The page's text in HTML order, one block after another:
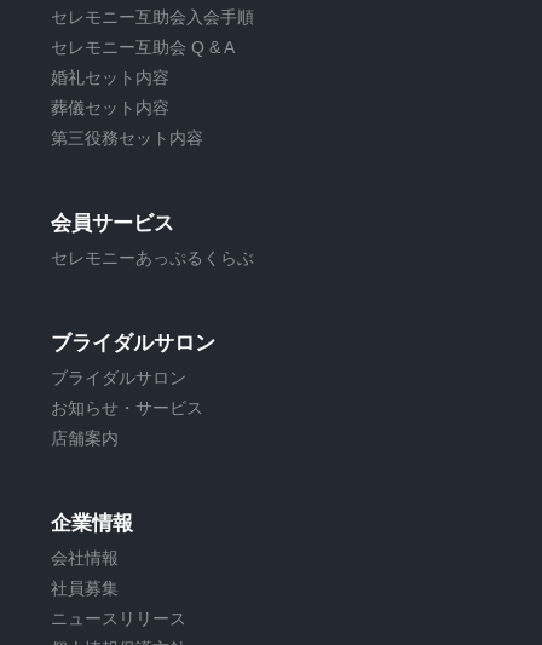
セレモニー互助会入会手順
セレモニー互助会 Q & A
婚礼セット内容
葬儀セット内容
第三役務セット内容
会員サービス
セレモニーあっぷるくらぶ
ブライダルサロン
ブライダルサロン
お知らせ・サービス
店舗案内
企業情報
会社情報
社員募集
ニュースリリース